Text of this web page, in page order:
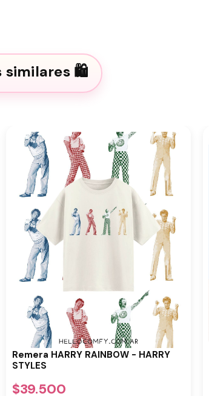
similares
Remera HARRY RAINBOW - HARRY
STYLES
$39.500